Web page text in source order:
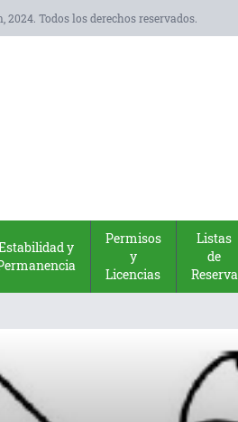
2024. Todos los derechos reservados.
y
Permisos
y
Licencias
Listas
de
Reserva